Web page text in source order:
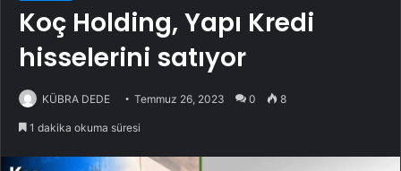
Koç Holding, Yapı Kredi
hisselerini satıyor
KÜBRA DEDE Temmuz 26, 2023 0 8
1 dakika okuma süresi